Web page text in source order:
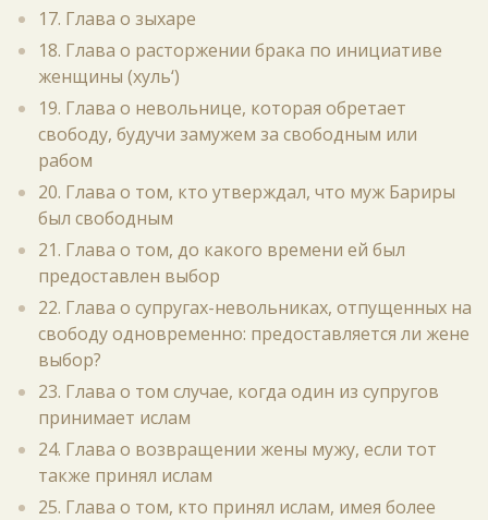
17. Глава о зыхаре
18. Глава о расторжении брака по инициативе
женщины (хуль‘)
19. Глава о невольнице, которая обретает
свободу, будучи замужем за свободным или
рабом
20. Глава о том, кто утверждал, что муж Бариры
был свободным
21. Глава о том, до какого времени ей был
предоставлен выбор
22. Глава о супругах-невольниках, отпущенных на
свободу одновременно: предоставляется ли жене
выбор?
23. Глава о том случае, когда один из супругов
принимает ислам
24. Глава о возвращении жены мужу, если тот
также принял ислам
25. Глава о том, кто принял ислам, имея более